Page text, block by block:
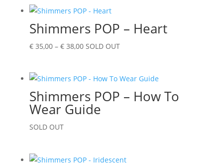
€ 48,00
Shimmers POP – Heart
€35,00 – €38,00Prijsklasse:
€ 38,00
SOLD OUT
Shimmers POP – How To
Wear Guide
SOLD OUT